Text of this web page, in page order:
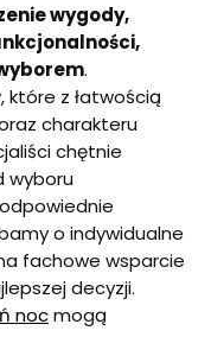
wygody,
.
które z łatwością
charakteru
chętnie
wyboru
o indywidualne
fachowe wsparcie
decyzji.
nocmogą